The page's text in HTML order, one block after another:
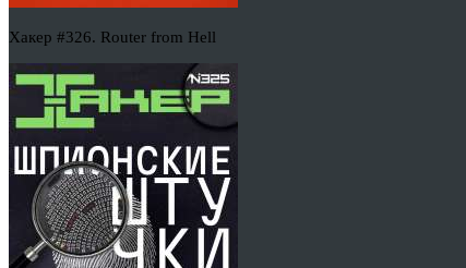
Хакер #326. Router from Hell